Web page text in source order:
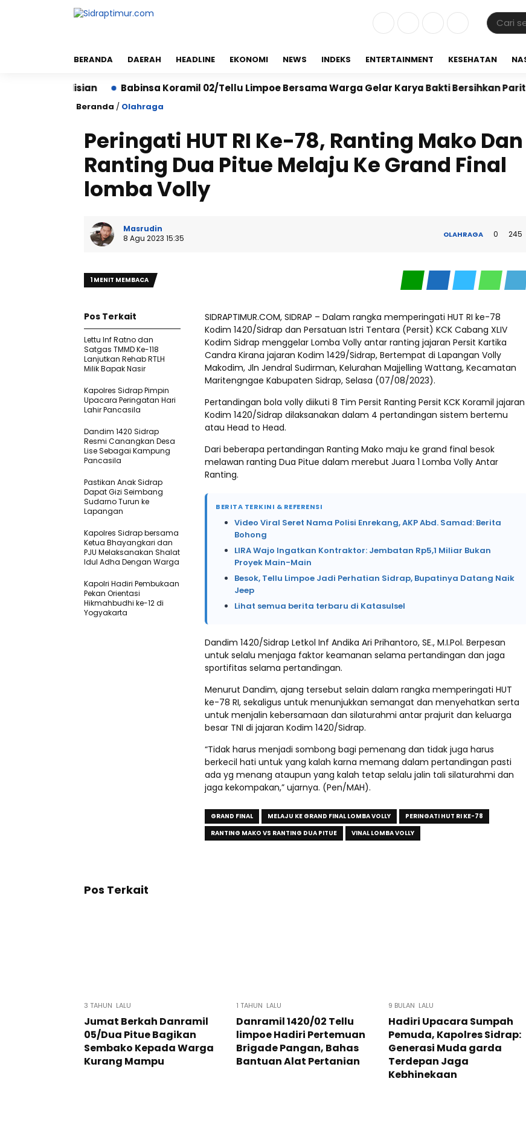
BERANDA DAERAH HEADLINE EKONOMI NEWS INDEKS ENTERTAINMENT KESEHATAN
Babinsa Koramil 02/Tellu Limpoe Bersama Warga Gelar Karya Bakti Bersihkan Parit dan
Beranda / Olahraga
Peringati HUT RI Ke-78, Ranting Mako Dan
Ranting Dua Pitue Melaju Ke Grand Final
lomba Volly
Masrudin
8 Agu 2023 15:35
OLAHRAGA 0 245
1 MENIT MEMBACA
SIDRAPTIMUR.COM, SIDRAP – Dalam rangka memperingati HUT RI ke-78
Kodim 1420/Sidrap dan Persatuan Istri Tentara (Persit) KCK Cabang XLIV
Kodim Sidrap menggelar Lomba Volly antar ranting jajaran Persit Kartika
Candra Kirana jajaran Kodim 1429/Sidrap, Bertempat di Lapangan Volly
Makodim, Jln Jendral Sudirman, Kelurahan Majjelling Wattang, Kecamatan
Maritengngae Kabupaten Sidrap, Selasa (07/08/2023).
Pertandingan bola volly diikuti 8 Tim Persit Ranting Persit KCK Koramil jajaran
Kodim 1420/Sidrap dilaksanakan dalam 4 pertandingan sistem bertemu
atau Head to Head.
Dari beberapa pertandingan Ranting Mako maju ke grand final besok
melawan ranting Dua Pitue dalam merebut Juara 1 Lomba Volly Antar
Ranting.
BERITA TERKINI & REFERENSI
Video Viral Seret Nama Polisi Enrekang, AKP Abd. Samad: Berita
Bohong
LIRA Wajo Ingatkan Kontraktor: Jembatan Rp5,1 Miliar Bukan
Proyek Main-Main
Besok, Tellu Limpoe Jadi Perhatian Sidrap, Bupatinya Datang Naik
Jeep
Lihat semua berita terbaru di Katasulsel
Dandim 1420/Sidrap Letkol Inf Andika Ari Prihantoro, SE., M.I.Pol. Berpesan
untuk selalu menjaga faktor keamanan selama pertandingan dan jaga
sportifitas selama pertandingan.
Menurut Dandim, ajang tersebut selain dalam rangka memperingati HUT
ke-78 RI, sekaligus untuk menunjukkan semangat dan menyehatkan serta
untuk menjalin kebersamaan dan silaturahmi antar prajurit dan keluarga
besar TNI di jajaran Kodim 1420/Sidrap.
“Tidak harus menjadi sombong bagi pemenang dan tidak juga harus
berkecil hati untuk yang kalah karna memang dalam pertandingan pasti
ada yg menang ataupun yang kalah tetap selalu jalin tali silaturahmi dan
jaga kekompakan,” ujarnya. (Pen/MAH).
GRAND FINAL MELAJU KE GRAND FINAL LOMBA VOLLY
PERINGATI HUT RI KE-78
RANTING MAKO VS RANTING DUA PITUE
VINAL LOMBA VOLLY
Pos Terkait
Lettu Inf Ratno dan
Satgas TMMD Ke-118
Lanjutkan Rehab RTLH
Milik Bapak Nasir
Kapolres Sidrap Pimpin
Upacara Peringatan Hari
Lahir Pancasila
Dandim 1420 Sidrap
Resmi Canangkan Desa
Lise Sebagai Kampung
Pancasila
Pastikan Anak Sidrap
Dapat Gizi Seimbang
Sudarno Turun ke
Lapangan
Kapolres Sidrap bersama
Ketua Bhayangkari dan
PJU Melaksanakan Shalat
Idul Adha Dengan Warga
Kapolri Hadiri Pembukaan
Pekan Orientasi
Hikmahbudhi ke-12 di
Yogyakarta
Pos Terkait
3 TAHUN LALU
Jumat Berkah Danramil
05/Dua Pitue Bagikan
Sembako Kepada Warga
Kurang Mampu
1 TAHUN LALU
Danramil 1420/02 Tellu
limpoe Hadiri Pertemuan
Brigade Pangan, Bahas
Bantuan Alat Pertanian
9 BULAN LALU
Hadiri Upacara Sumpah
Pemuda, Kapolres Sidrap:
Generasi Muda garda
Terdepan Jaga
Kebhinekaan